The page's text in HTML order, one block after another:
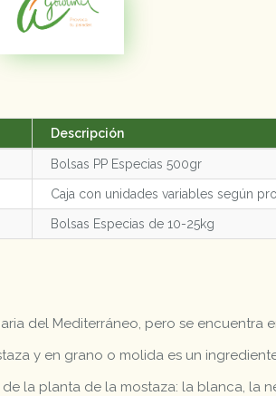
Descripción
Bolsas PP Especias 500gr
Caja con unidades variables según
Bolsas Especias de 10-25kg
del Mediterráneo, pero se encuentra
y en grano o molida es un
la planta de la mostaza: la blanca, la